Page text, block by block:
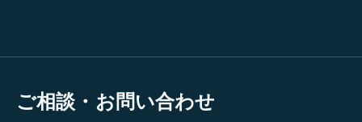
ご相談・お問い合わせ